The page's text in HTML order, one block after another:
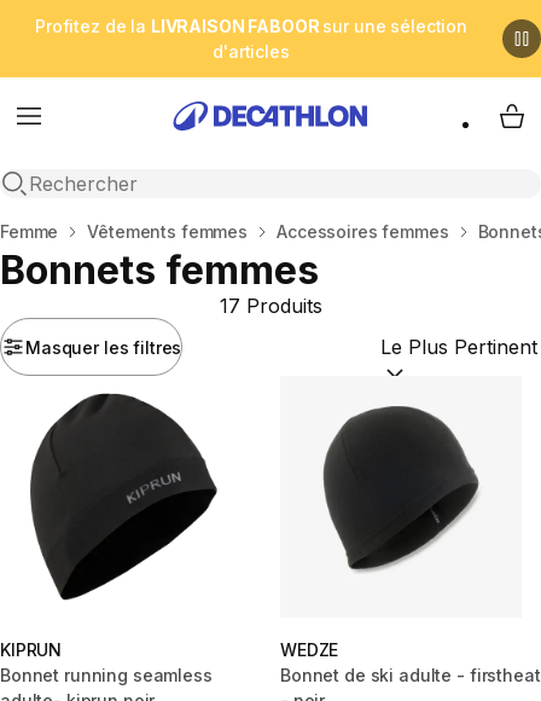
Profitez de la LIVRAISON FABOOR sur une sélection
d'articles
Menu
Open search
My
Accueil
Femme Vêtements femmes Accessoires femmes
Bonnets femmes
Masquer les filtres
17 Produits
Trier par :
KIPRUN
Bonnet running seamless
WEDZE
Bonnet de ski adulte - firstheat